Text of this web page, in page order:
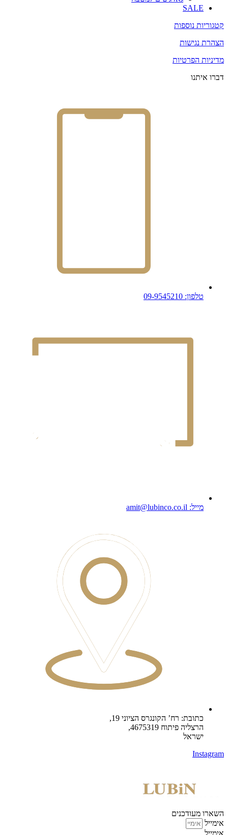
SALE
קטגוריות נוספות
הצהרת נגישות
מדיניות הפרטיות
דברו איתנו
טלפון: 09-9545210
מייל: amit@lubinco.co.il
כתובת: רח’ הקונגרס הציוני 19,
הרצליה פיתוח 4675319,
ישראל
Instagram
השארו מעודכנים
אימייל
אימייל